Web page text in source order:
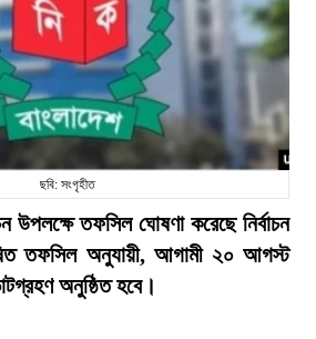
ছবি: সংগৃহীত
উপলক্ষে তফসিল ঘোষণা করেছে নির্বাচন
তফসিল অনুযায়ী, আগামী ২০ আগস্ট
অনুষ্ঠিত হবে।